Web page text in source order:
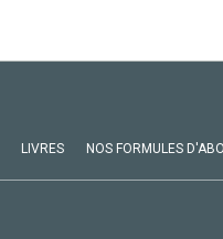
LIVRES NOS FORMULES